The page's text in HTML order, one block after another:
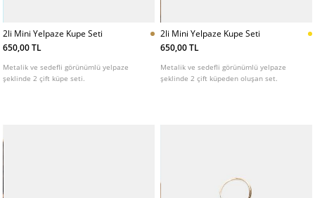
2li Mini Yelpaze Kupe Seti
650,00 TL
Metalik ve sedefli görünümlü yelpaze
şeklinde 2 çift küpe seti.
2li Mini Yelpaze Kupe Seti
650,00 TL
Metalik ve sedefli görünümlü yelpaze
şeklinde 2 çift küpeden oluşan set.